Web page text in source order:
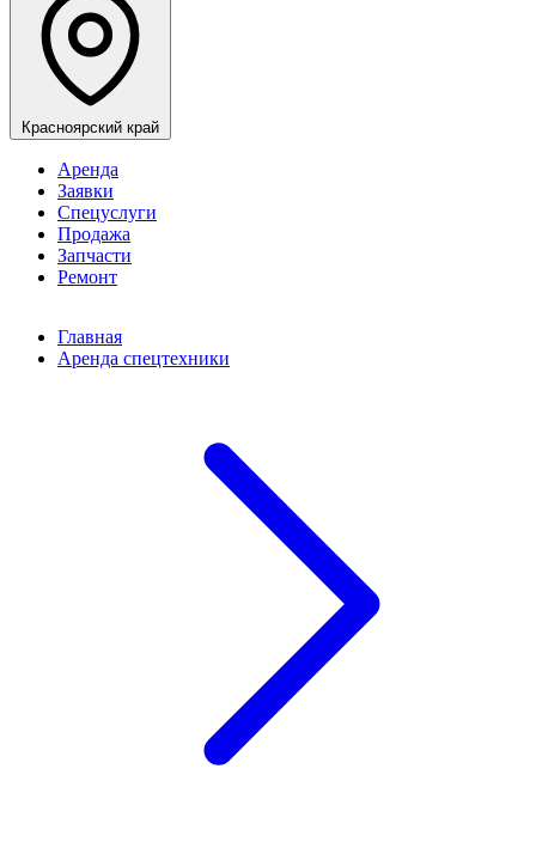
Красноярский край
Аренда
Заявки
Спецуслуги
Продажа
Запчасти
Ремонт
Главная
Аренда спецтехники